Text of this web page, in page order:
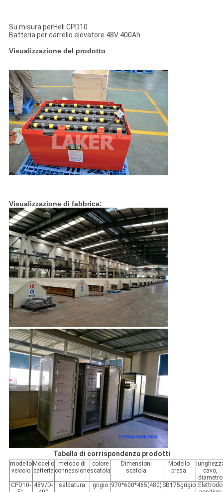
Su misura perHeli CPD10
Batteria per carrello elevatore 48V 400Ah
Visualizzazione del prodotto
Visualizzazione di fabbrica:
Tabella di corrispondenza prodotti
modello
veicolo
Modello
batteria
metodo di
connessione
colore
scatola
Dimensioni
scatola
Modello
presa
cavo,
diametro
CPD10- 48V/D-
saldatura grigio 970*600*465(480) SB175grigio Elettrodo